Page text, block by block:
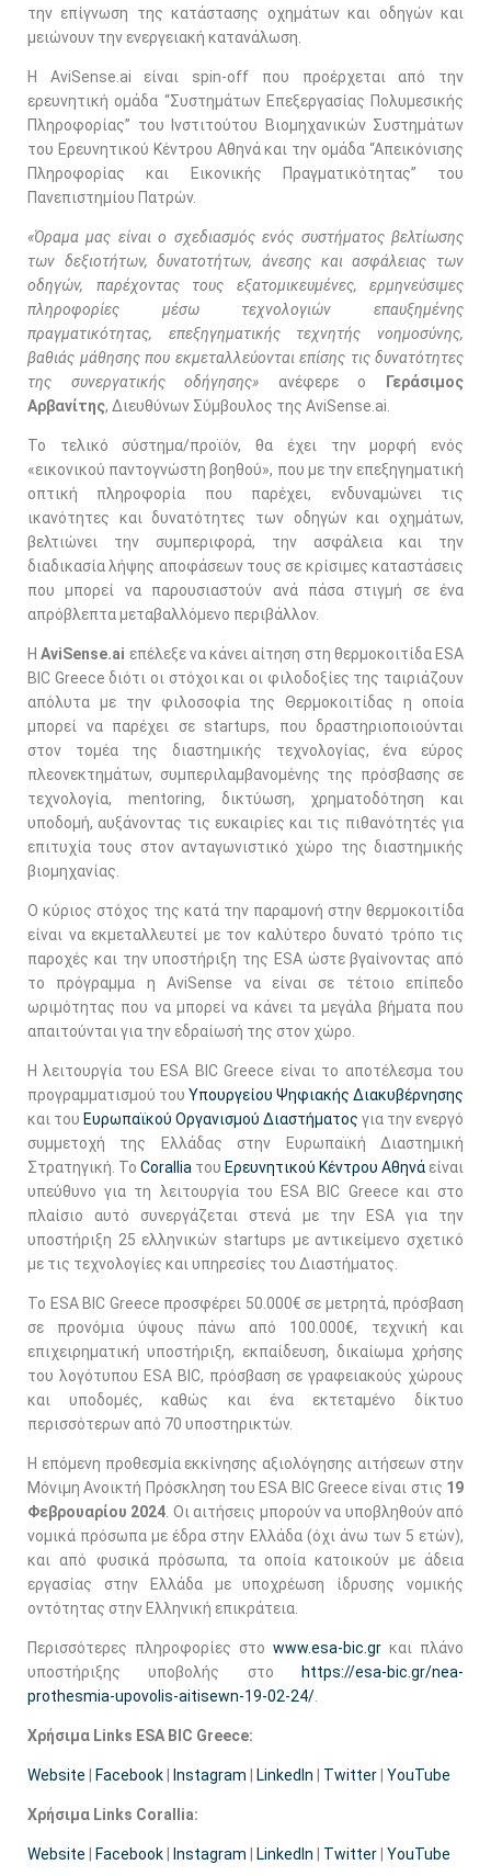
την επίγνωση της κατάστασης οχημάτων και οδηγών και
μειώνουν την ενεργειακή κατανάλωση.
Η AviSense.ai είναι spin-off που προέρχεται από την
ερευνητική ομάδα “Συστημάτων Επεξεργασίας Πολυμεσικής
Πληροφορίας” του Ινστιτούτου Βιομηχανικών Συστημάτων
του Ερευνητικού Κέντρου Αθηνά και την ομάδα “Απεικόνισης
Πληροφορίας και Εικονικής Πραγματικότητας” του
Πανεπιστημίου Πατρών.
«Όραμα μας είναι ο σχεδιασμός ενός συστήματος βελτίωσης
των δεξιοτήτων, δυνατοτήτων, άνεσης και ασφάλειας των
οδηγών, παρέχοντας τους εξατομικευμένες, ερμηνεύσιμες
πληροφορίες μέσω τεχνολογιών επαυξημένης
πραγματικότητας, επεξηγηματικής τεχνητής νοημοσύνης,
βαθιάς μάθησης που εκμεταλλεύονται επίσης τις δυνατότητες
της συνεργατικής οδήγησης» ανέφερε ο
Γεράσιμος
Αρβανίτης, Διευθύνων Σύμβουλος της AviSense.ai.
Το τελικό σύστημα/προϊόν, θα έχει την μορφή ενός
«εικονικού παντογνώστη βοηθού», που με την επεξηγηματική
οπτική πληροφορία που παρέχει, ενδυναμώνει τις
ικανότητες και δυνατότητες των οδηγών και οχημάτων,
βελτιώνει την συμπεριφορά, την ασφάλεια και την
διαδικασία λήψης αποφάσεων τους σε κρίσιμες καταστάσεις
που μπορεί να παρουσιαστούν ανά πάσα στιγμή σε ένα
απρόβλεπτα μεταβαλλόμενο περιβάλλον.
ΗAviSense.ai επέλεξε να κάνει αίτηση στη θερμοκοιτίδα ESA
BIC Greece διότι οι στόχοι και οι φιλοδοξίες της ταιριάζουν
απόλυτα με την φιλοσοφία της Θερμοκοιτίδας η οποία
μπορεί να παρέχει σε startups, που δραστηριοποιούνται
στον τομέα της διαστημικής τεχνολογίας, ένα εύρος
πλεονεκτημάτων, συμπεριλαμβανομένης της πρόσβασης σε
τεχνολογία, mentoring, δικτύωση, χρηματοδότηση και
υποδομή, αυξάνοντας τις ευκαιρίες και τις πιθανότητές για
επιτυχία τους στον ανταγωνιστικό χώρο της διαστημικής
βιομηχανίας.
Ο κύριος στόχος της κατά την παραμονή στην θερμοκοιτίδα
είναι να εκμεταλλευτεί με τον καλύτερο δυνατό τρόπο τις
παροχές και την υποστήριξη της ESA ώστε βγαίνοντας από
το πρόγραμμα η AviSense να είναι σε τέτοιο επίπεδο
ωριμότητας που να μπορεί να κάνει τα μεγάλα βήματα που
απαιτούνται για την εδραίωσή της στον χώρο.
Η λειτουργία του ESA BIC Greece είναι το αποτέλεσμα του
προγραμματισμού του Υπουργείου Ψηφιακής Διακυβέρνησης
και του Ευρωπαϊκού Οργανισμού Διαστήματος για την ενεργό
συμμετοχή της Ελλάδας στην Ευρωπαϊκή Διαστημική
Στρατηγική. Το Corallia του Ερευνητικού Κέντρου Αθηνάείναι
υπεύθυνο για τη λειτουργία του ESA BIC Greece και στο
πλαίσιο αυτό συνεργάζεται στενά με την ESA για την
υποστήριξη 25 ελληνικών startups με αντικείμενο σχετικό
με τις τεχνολογίες και υπηρεσίες του Διαστήματος.
Το ESA BIC Greece προσφέρει 50.000€ σε μετρητά, πρόσβαση
σε προνόμια ύψους πάνω από 100.000€, τεχνική και
επιχειρηματική υποστήριξη, εκπαίδευση, δικαίωμα χρήσης
του λογότυπου ESA BIC, πρόσβαση σε γραφειακούς χώρους
και υποδομές, καθώς και ένα εκτεταμένο δίκτυο
περισσότερων από 70 υποστηρικτών.
H επόμενη προθεσμία εκκίνησης αξιολόγησης αιτήσεων στην
Μόνιμη Ανοικτή Πρόσκληση του ESA BIC Greece είναι στις 19
Φεβρουαρίου 2024. Οι αιτήσεις μπορούν να υποβληθούν από
νομικά πρόσωπα με έδρα στην Ελλάδα (όχι άνω των 5 ετών),
και από φυσικά πρόσωπα, τα οποία κατοικούν με άδεια
εργασίας στην Ελλάδα με υποχρέωση ίδρυσης νομικής
οντότητας στην Ελληνική επικράτεια.
Περισσότερες πληροφορίες στο www.esa-bic.gr και πλάνο
υποστήριξης υποβολής στο
https://esa-bic.gr/nea-
prothesmia-upovolis-aitisewn-19-02-24/.
Χρήσιμα Links ESA BIC Greece:
Website Facebook Instagram LinkedIn Twitter YouTube
Χρήσιμα Links Corallia:
Website Facebook Instagram LinkedIn Twitter YouTube